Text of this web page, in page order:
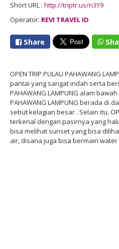
Short URL : http://triptr.us/n3Y9
Operator: REVI TRAVEL ID
Share
OPEN TRIP PULAU PAHAWANG
pantai yang sangat indah serta
PAHAWANG LAMPUNG alam
PAHAWANG LAMPUNG berada
sebut kelagian besar . Selain itu,
terkenal dengan pasirnya yang
bisa melihat sunset yang bisa
air, disana juga bisa bermain